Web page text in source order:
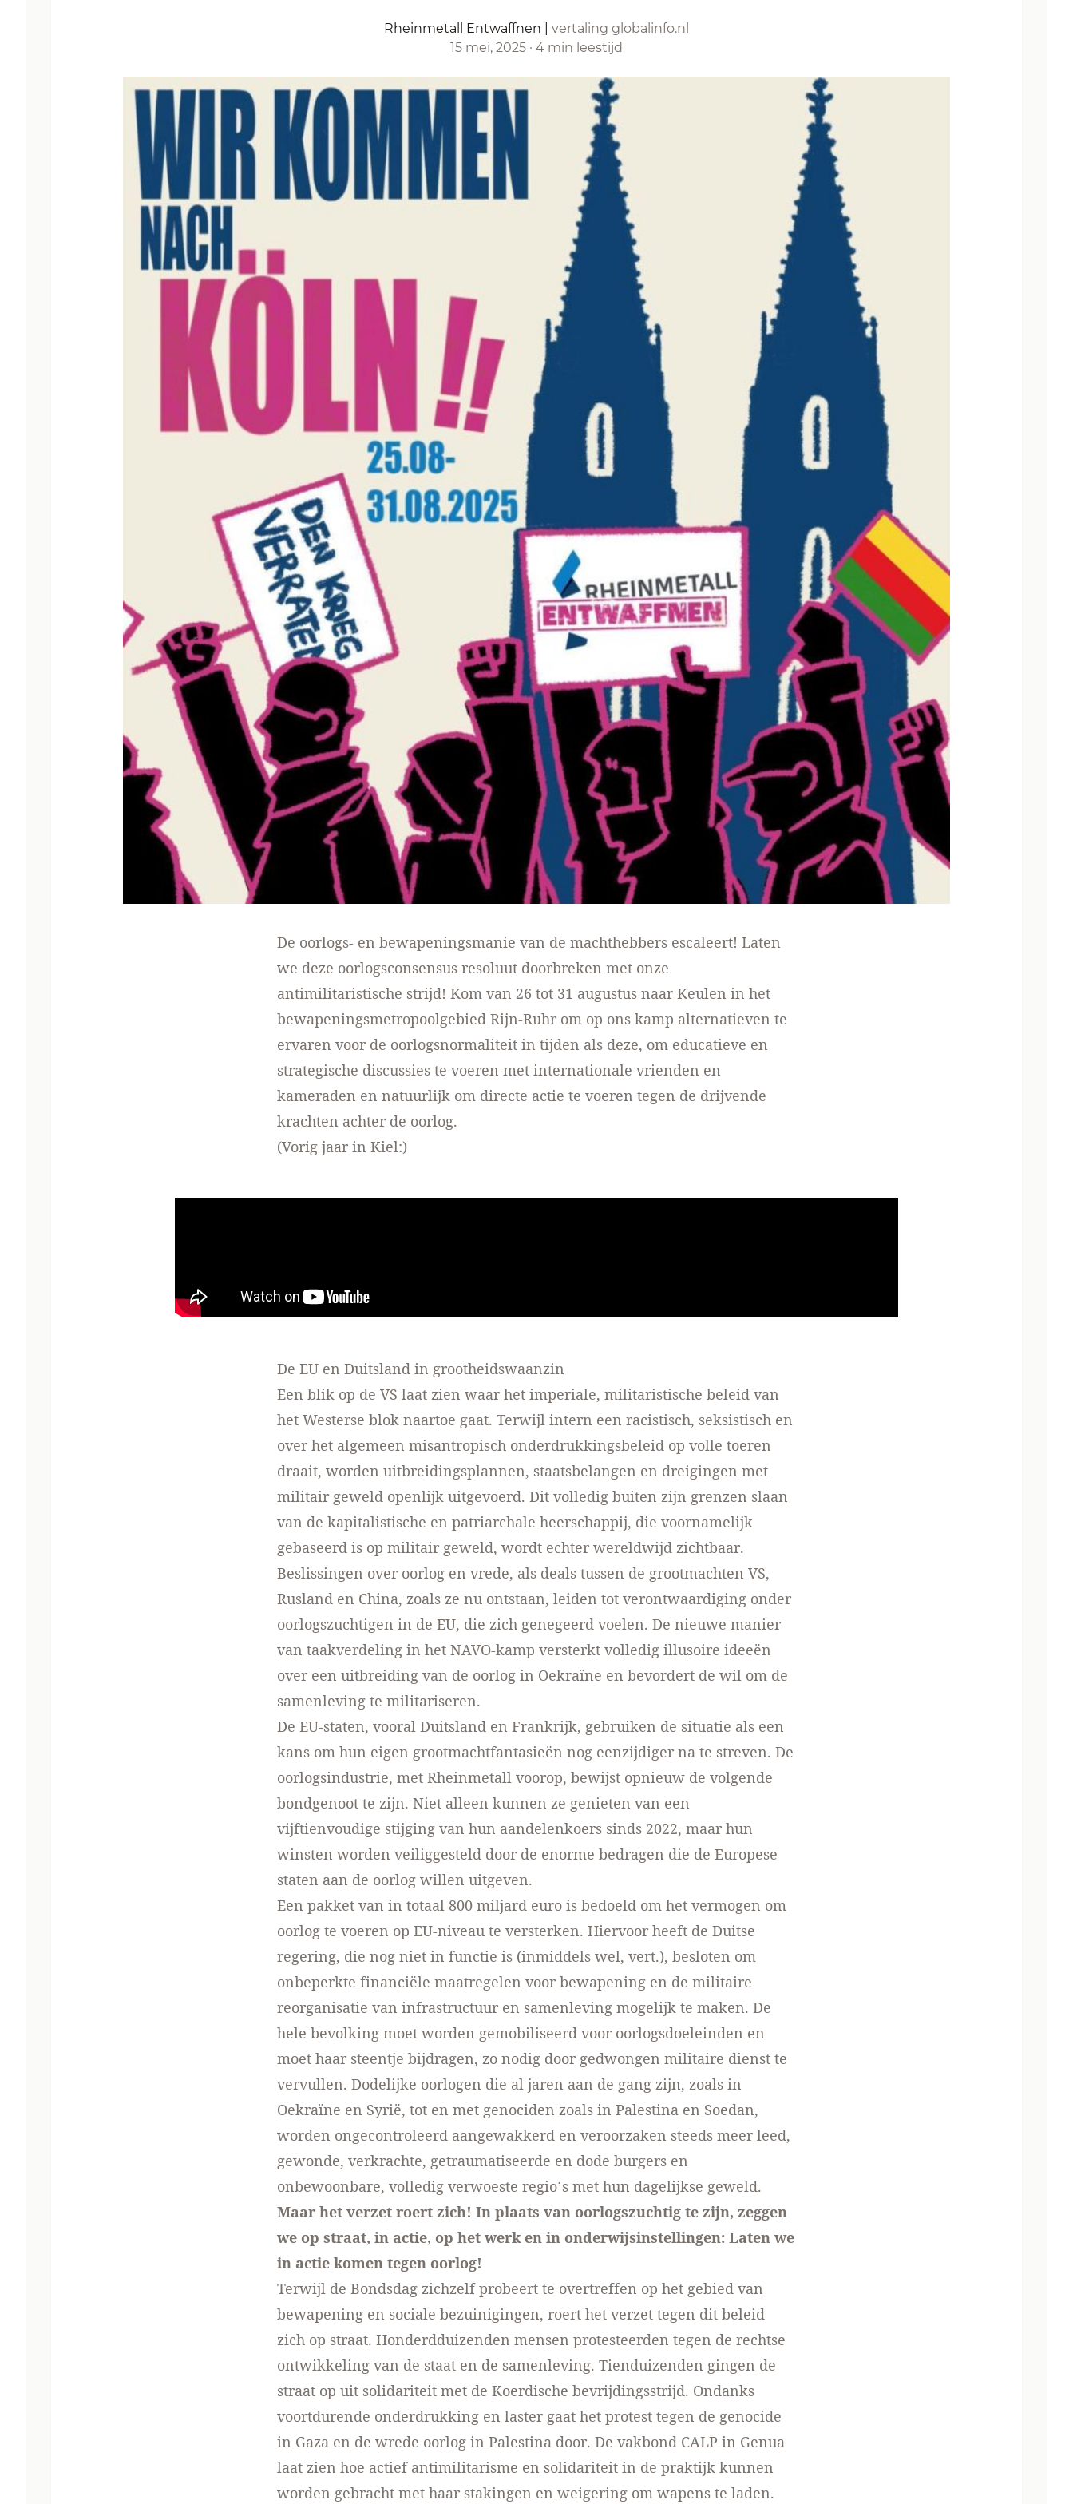
Rheinmetall Entwaffnen
vertaling globalinfo.nl
15 mei, 2025 · 4 min leestijd
De oorlogs- en bewapeningsmanie van de machthebbers escaleert! Laten
we deze oorlogsconsensus resoluut doorbreken met onze
antimilitaristische strijd! Kom van 26 tot 31 augustus naar Keulen in het
bewapeningsmetropoolgebied Rijn-Ruhr om op ons kamp alternatieven te
ervaren voor de oorlogsnormaliteit in tijden als deze, om educatieve en
strategische discussies te voeren met internationale vrienden en
kameraden en natuurlijk om directe actie te voeren tegen de drijvende
krachten achter de oorlog.
(Vorig jaar in Kiel:)
De EU en Duitsland in grootheidswaanzin
Een blik op de VS laat zien waar het imperiale, militaristische beleid van
het Westerse blok naartoe gaat. Terwijl intern een racistisch, seksistisch en
over het algemeen misantropisch onderdrukkingsbeleid op volle toeren
draait, worden uitbreidingsplannen, staatsbelangen en dreigingen met
militair geweld openlijk uitgevoerd. Dit volledig buiten zijn grenzen slaan
van de kapitalistische en patriarchale heerschappij, die voornamelijk
gebaseerd is op militair geweld, wordt echter wereldwijd zichtbaar.
Beslissingen over oorlog en vrede, als deals tussen de grootmachten VS,
Rusland en China, zoals ze nu ontstaan, leiden tot verontwaardiging onder
oorlogszuchtigen in de EU, die zich genegeerd voelen. De nieuwe manier
van taakverdeling in het NAVO-kamp versterkt volledig illusoire ideeën
over een uitbreiding van de oorlog in Oekraïne en bevordert de wil om de
samenleving te militariseren.
De EU-staten, vooral Duitsland en Frankrijk, gebruiken de situatie als een
kans om hun eigen grootmachtfantasieën nog eenzijdiger na te streven. De
oorlogsindustrie, met Rheinmetall voorop, bewijst opnieuw de volgende
bondgenoot te zijn. Niet alleen kunnen ze genieten van een
vijftienvoudige stijging van hun aandelenkoers sinds 2022, maar hun
winsten worden veiliggesteld door de enorme bedragen die de Europese
staten aan de oorlog willen uitgeven.
Een pakket van in totaal 800 miljard euro is bedoeld om het vermogen om
oorlog te voeren op EU-niveau te versterken. Hiervoor heeft de Duitse
regering, die nog niet in functie is (inmiddels wel, vert.), besloten om
onbeperkte financiële maatregelen voor bewapening en de militaire
reorganisatie van infrastructuur en samenleving mogelijk te maken. De
hele bevolking moet worden gemobiliseerd voor oorlogsdoeleinden en
moet haar steentje bijdragen, zo nodig door gedwongen militaire dienst te
vervullen. Dodelijke oorlogen die al jaren aan de gang zijn, zoals in
Oekraïne en Syrië, tot en met genociden zoals in Palestina en Soedan,
worden ongecontroleerd aangewakkerd en veroorzaken steeds meer leed,
gewonde, verkrachte, getraumatiseerde en dode burgers en
onbewoonbare, volledig verwoeste regio’s met hun dagelijkse geweld.
Maar het verzet roert zich! In plaats van oorlogszuchtig te zijn, zeggen
we op straat, in actie, op het werk en in onderwijsinstellingen: Laten we
in actie komen tegen oorlog!
Terwijl de Bondsdag zichzelf probeert te overtreffen op het gebied van
bewapening en sociale bezuinigingen, roert het verzet tegen dit beleid
zich op straat. Honderdduizenden mensen protesteerden tegen de rechtse
ontwikkeling van de staat en de samenleving. Tienduizenden gingen de
straat op uit solidariteit met de Koerdische bevrijdingsstrijd. Ondanks
voortdurende onderdrukking en laster gaat het protest tegen de genocide
in Gaza en de wrede oorlog in Palestina door. De vakbond CALP in Genua
laat zien hoe actief antimilitarisme en solidariteit in de praktijk kunnen
worden gebracht met haar stakingen en weigering om wapens te laden.